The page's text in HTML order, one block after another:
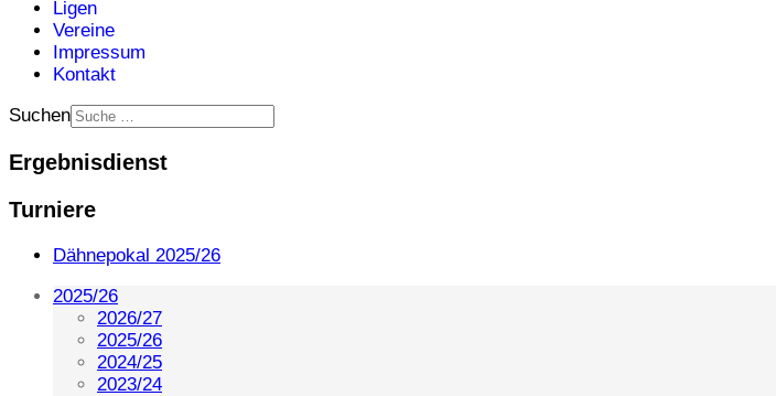
Ligen
Vereine
Impressum
Kontakt
Suchen
Ergebnisdienst
Turniere
Dähnepokal 2025/26
2025/26
2026/27
2025/26
2024/25
2023/24